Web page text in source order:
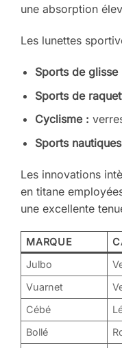
une absorption
Les lunettes
Sports de glisse
Sports de
Cyclisme :
Sports
Les innovations
en titane
une excellente
MARQUE
Julbo
Vuarnet
Cébé
Bollé